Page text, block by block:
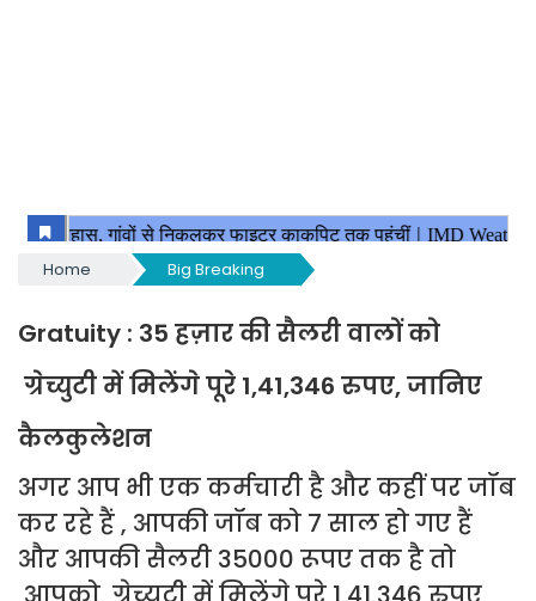
Home Big Breaking
Gratuity : 35 हज़ार की सैलरी वालों को
ग्रेच्युटी में मिलेंगे पूरे 1,41,346 रुपए, जानिए
कैलकुलेशन
अगर आप भी एक कर्मचारी है और कहीं पर जॉब
कर रहे हैं , आपकी जॉब को 7 साल हो गए हैं
और आपकी सैलरी 35000 रूपए तक है तो